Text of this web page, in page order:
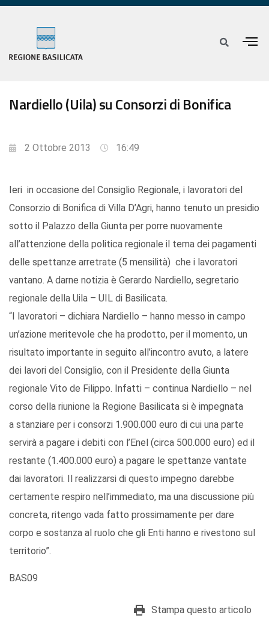
Nardiello (Uila) su Consorzi di Bonifica
2 Ottobre 2013 16:49
Ieri in occasione del Consiglio Regionale, i lavoratori del
Consorzio di Bonifica di Villa D’Agri, hanno tenuto un presidio
sotto il Palazzo della Giunta per porre nuovamente
all’attenzione della politica regionale il tema dei pagamenti
delle spettanze arretrate (5 mensilità) che i lavoratori
vantano. A darne notizia è Gerardo Nardiello, segretario
regionale della Uila – UIL di Basilicata.
“I lavoratori – dichiara Nardiello – hanno messo in campo
un’azione meritevole che ha prodotto, per il momento, un
risultato importante in seguito all’incontro avuto, a latere
dei lavori del Consiglio, con il Presidente della Giunta
regionale Vito de Filippo. Infatti – continua Nardiello – nel
corso della riunione la Regione Basilicata si è impegnata
a stanziare per i consorzi 1.900.000 euro di cui una parte
servirà a pagare i debiti con l’Enel (circa 500.000 euro) ed il
restante (1.400.000 euro) a pagare le spettanze vantate
dai lavoratori. Il realizzarsi di questo impegno darebbe
certamente respiro nell’immediato, ma una discussione più
concreta, ritengo vada fatto prossimamente per dare
corpo e sostanza al ruolo che gli Enti hanno e rivestono sul
territorio”.
BAS09
Stampa questo articolo